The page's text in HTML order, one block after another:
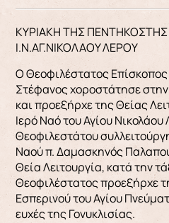
ΚΥΡΙΑΚΗ ΤΗΣ
Ι.Ν.ΑΓ.ΝΙΚΟΛΑΟΥ ΛΕΡΟΥ
Ο Θεοφιλέστατος Επίσκοπος
Στέφανος χοροστάτησε
και προεξήρχε της Θείας
Ιερό Ναό του Αγίου
Θεοφιλεστάτου
Ναού π. Δαμασκηνός
Θεία Λειτουργία, κατά την
Θεοφιλέστατος προεξήρχε
Εσπερινού του Αγίου
ευχές της Γονυκλισίας.